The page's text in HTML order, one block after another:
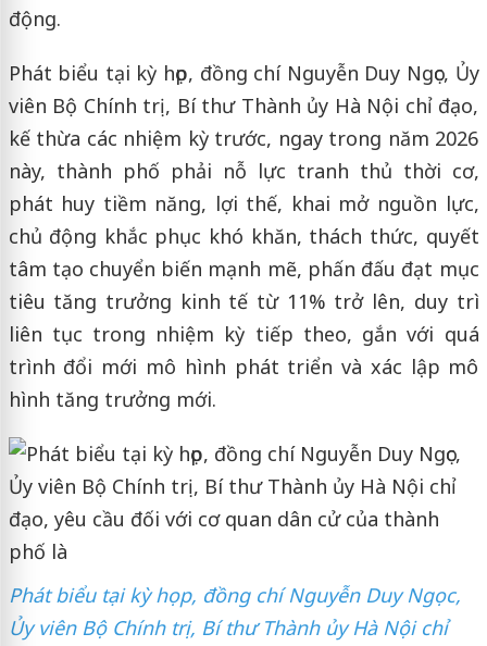
động.
Phát biểu tại kỳ họp, đồng chí Nguyễn Duy Ngọc, Ủy
viên Bộ Chính trị, Bí thư Thành ủy Hà Nội chỉ đạo,
kế thừa các nhiệm kỳ trước, ngay trong năm 2026
này, thành phố phải nỗ lực tranh thủ thời cơ,
phát huy tiềm năng, lợi thế, khai mở nguồn lực,
chủ động khắc phục khó khăn, thách thức, quyết
tâm tạo chuyển biến mạnh mẽ, phấn đấu đạt mục
tiêu tăng trưởng kinh tế từ 11% trở lên, duy trì
liên tục trong nhiệm kỳ tiếp theo, gắn với quá
trình đổi mới mô hình phát triển và xác lập mô
hình tăng trưởng mới.
Phát biểu tại kỳ họp, đồng chí Nguyễn Duy Ngọc,
Ủy viên Bộ Chính trị, Bí thư Thành ủy Hà Nội chỉ